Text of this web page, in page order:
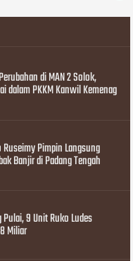
di MAN 2 Solok,
dalam PKKM Kanwil Kemenag
Pimpin Langsung
Banjir di Padang Tengah
9 Unit Ruko Ludes
Miliar